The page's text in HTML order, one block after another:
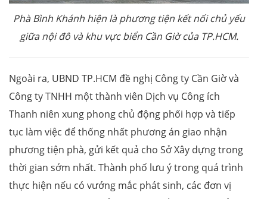
Phà Bình Khánh hiện là phương tiện kết nối chủ yếu
giữa nội đô và khu vực biển Cần Giờ của TP.HCM.
Ngoài ra, UBND TP.HCM đề nghị Công ty Cần Giờ và
Công ty TNHH một thành viên Dịch vụ Công ích
Thanh niên xung phong chủ động phối hợp và tiếp
tục làm việc để thống nhất phương án giao nhận
phương tiện phà, gửi kết quả cho Sở Xây dựng trong
thời gian sớm nhất. Thành phố lưu ý trong quá trình
thực hiện nếu có vướng mắc phát sinh, các đơn vị